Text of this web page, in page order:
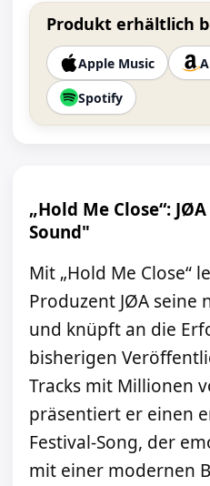
Produkt erhältlich
Apple Music
Spotify
„Hold Me Close“:
Sound"
Mit „Hold Me Close“
Produzent JØA seine
und knüpft an die
bisherigen
Tracks mit Millionen
präsentiert er einen
Festival-Song, der
mit einer modernen